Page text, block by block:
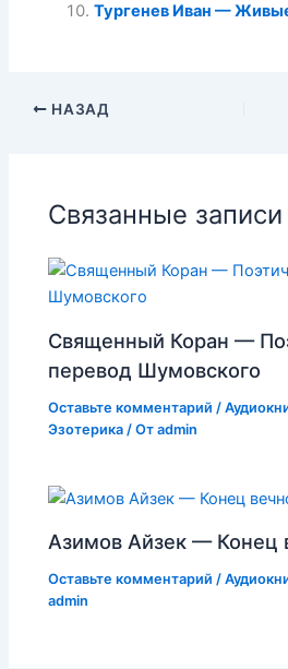
Тургенев Иван —
НАЗАД
Связанные записи
Священный Коран —
перевод Шумовского
Оставьте комментарий /
Эзотерика / Отadmin
Азимов Айзек — Конец
Оставьте комментарий /
admin